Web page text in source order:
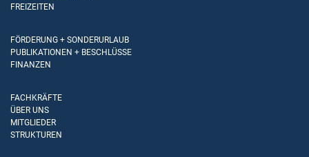
FREIZEITEN
FÖRDERUNG + SONDERURLAUB
PUBLIKATIONEN + BESCHLÜSSE
FINANZEN
FACHKRÄFTE
ÜBER UNS
MITGLIEDER
STRUKTUREN